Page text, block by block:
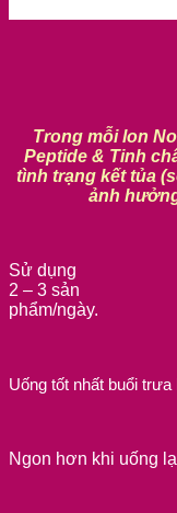
Trong mỗi lon
Peptide & Tinh
tình trạng kết tủa
ảnh
Sử dụng
2 – 3 sản
phẩm/ngày.
Uống tốt nhất buổi trưa
Ngon hơn khi uống